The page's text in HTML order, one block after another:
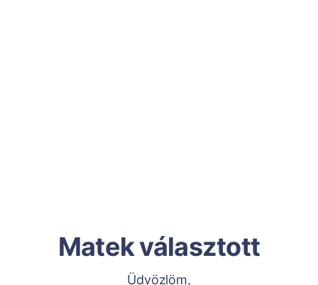
Matek választott
Üdvözlöm,